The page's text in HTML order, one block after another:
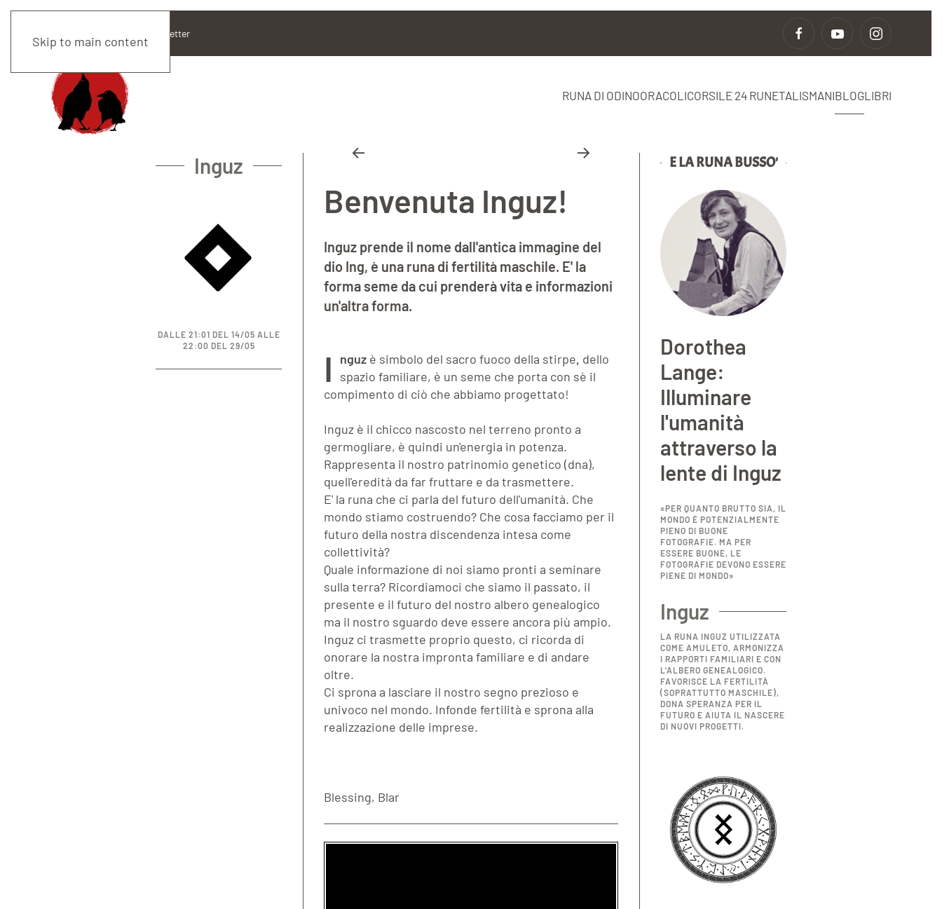
Skip to main content
newsletter
RUNA DI ODINOORACOLICORSILE 24 RUNETALISMANIBLOGLIBRI
Inguz
DALLE 21:01 DEL 14/05 ALLE
22:00 DEL 29/05
Benvenuta Inguz!
Inguz prende il nome dall'antica immagine del
dio Ing, è una runa di fertilità maschile. E' la
forma seme da cui prenderà vita e informazioni
un'altra forma.
I nguz è simbolo del sacro fuoco della stirpe, dello
spazio familiare, è un seme che porta con sè il
compimento di ciò che abbiamo progettato!
Inguz è il chicco nascosto nel terreno pronto a
germogliare, è quindi un'energia in potenza.
Rappresenta il nostro patrinomio genetico (dna),
quell'eredità da far fruttare e da trasmettere.
E' la runa che ci parla del futuro dell'umanità. Che
mondo stiamo costruendo? Che cosa facciamo per il
futuro della nostra discendenza intesa come
collettività?
Quale informazione di noi siamo pronti a seminare
sulla terra? Ricordiamoci che siamo il passato, il
presente e il futuro del nostro albero genealogico
ma il nostro sguardo deve essere ancora più ampio.
Inguz ci trasmette proprio questo, ci ricorda di
onorare la nostra impronta familiare e di andare
oltre.
Ci sprona a lasciare il nostro segno prezioso e
univoco nel mondo. Infonde fertilità e sprona alla
realizzazione delle imprese.
Blessing, Blar
E LA RUNA BUSSO'
Dorothea
Lange:
Illuminare
l'umanità
attraverso la
lente di Inguz
«PER QUANTO BRUTTO SIA, IL
MONDO È POTENZIALMENTE
PIENO DI BUONE
FOTOGRAFIE. MA PER
ESSERE BUONE, LE
FOTOGRAFIE DEVONO ESSERE
PIENE DI MONDO»
Inguz
LA RUNA INGUZ UTILIZZATA
COME AMULETO, ARMONIZZA
I RAPPORTI FAMILIARI E CON
L'ALBERO GENEALOGICO.
FAVORISCE LA FERTILITÀ
(SOPRATTUTTO MASCHILE),
DONA SPERANZA PER IL
FUTURO E AIUTA IL NASCERE
DI NUOVI PROGETTI.